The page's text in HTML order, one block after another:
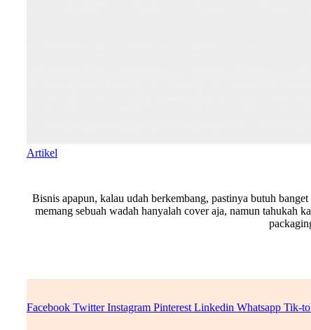
Artikel
Bisnis apapun, kalau udah berkembang, pastinya butuh
memang sebuah wadah hanyalah cover aja, namun tahukah
Facebook Twitter Instagram Pinterest Linkedin Whatsapp Tik-